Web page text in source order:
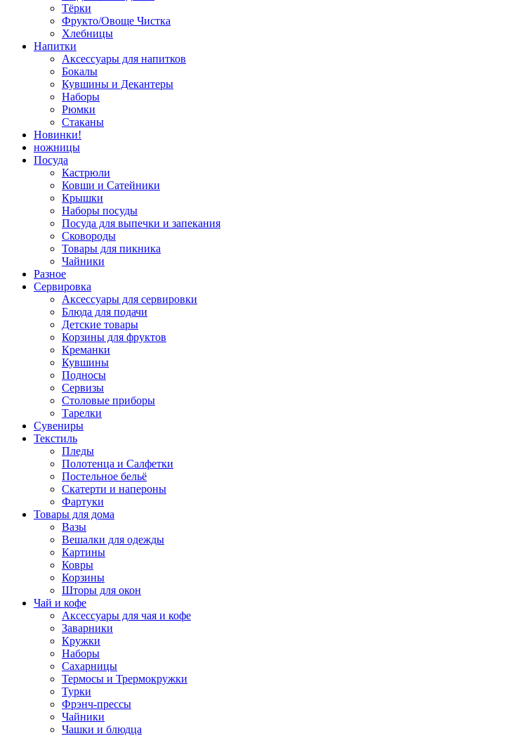
Тёрки
Фрукто/Овоще Чистка
Хлебницы
Напитки
Аксессуары для напитков
Бокалы
Кувшины и Декантеры
Наборы
Рюмки
Стаканы
Новинки!
ножницы
Посуда
Кастрюли
Ковши и Сатейники
Крышки
Наборы посуды
Посуда для выпечки и запекания
Сковороды
Товары для пикника
Чайники
Разное
Сервировка
Аксессуары для сервировки
Блюда для подачи
Детские товары
Корзины для фруктов
Креманки
Кувшины
Подносы
Сервизы
Столовые приборы
Тарелки
Сувениры
Текстиль
Пледы
Полотенца и Салфетки
Постельное бельё
Скатерти и напероны
Фартуки
Товары для дома
Вазы
Вешалки для одежды
Картины
Ковры
Корзины
Шторы для окон
Чай и кофе
Аксессуары для чая и кофе
Заварники
Кружки
Наборы
Сахарницы
Термосы и Трермокружки
Турки
Фрэнч-прессы
Чайники
Чашки и блюдца